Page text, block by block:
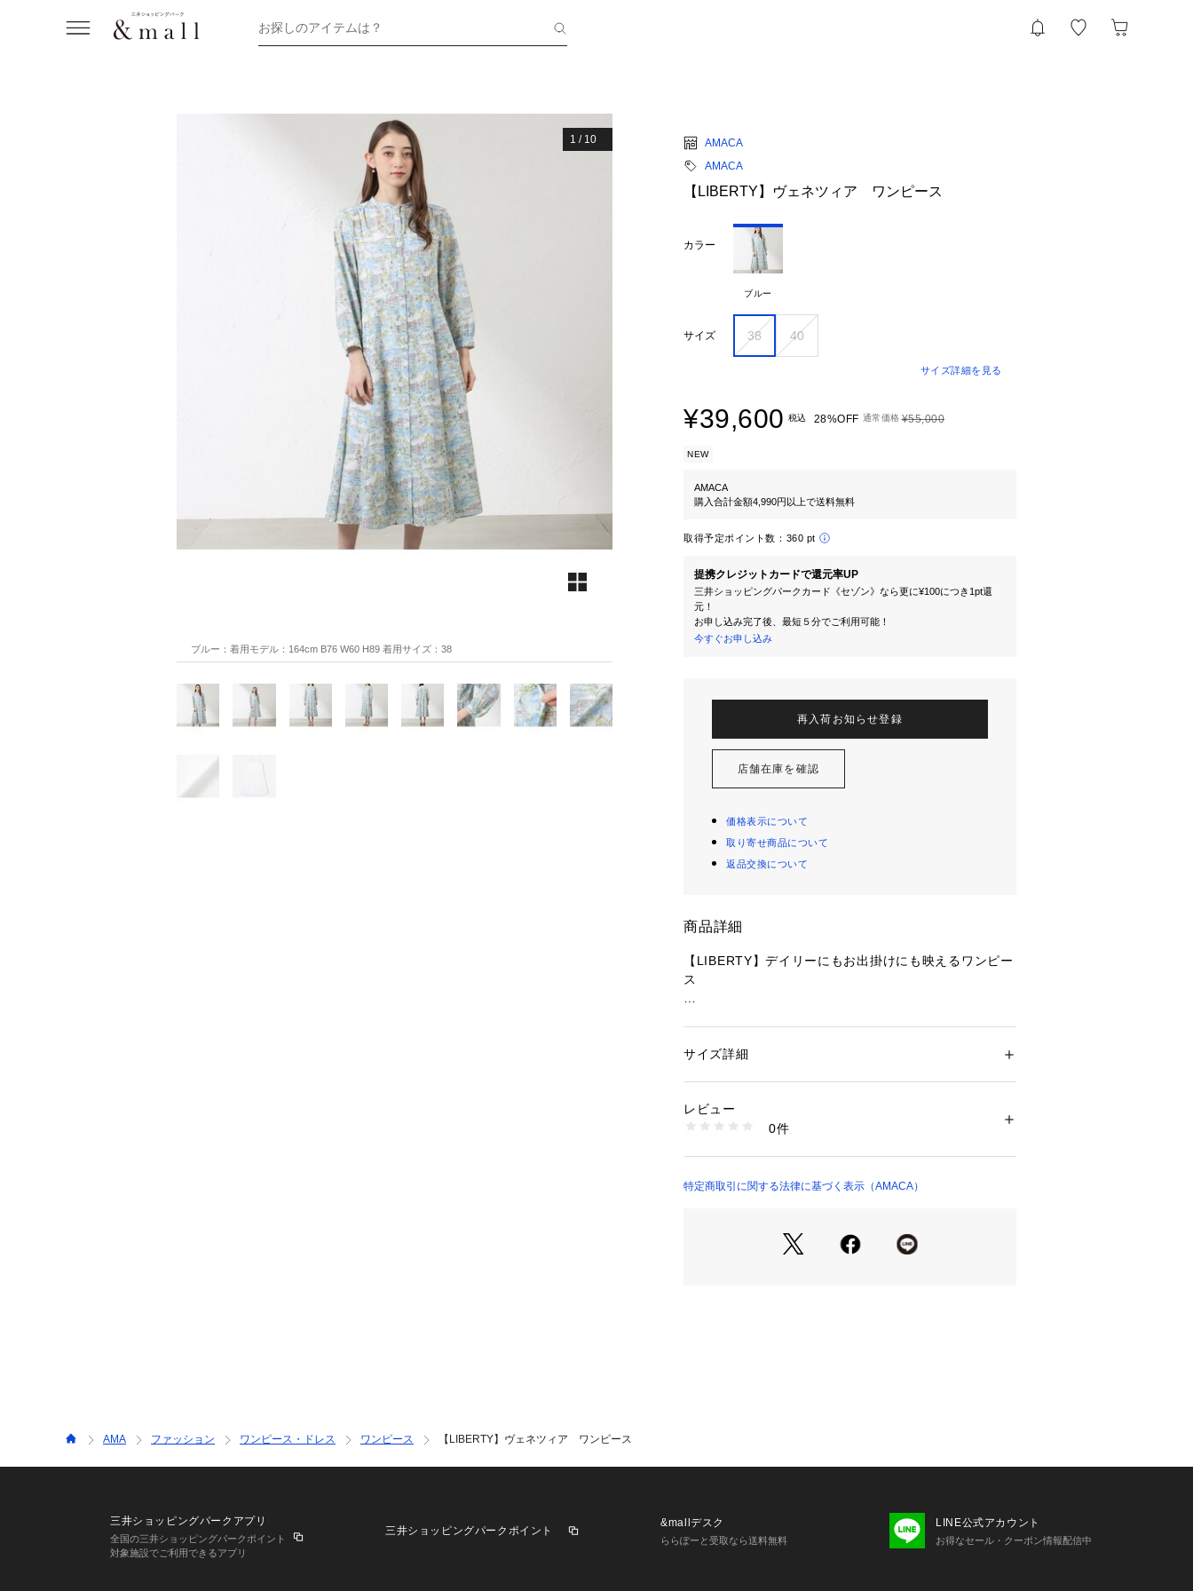
お探しのアイテムは？
1 / 10
ブルー：着用モデル：164cm B76 W60 H89 着用サイズ：38
AMACA
AMACA
【LIBERTY】ヴェネツィア ワンピース
カラー
ブルー
サイズ 38 40
サイズ詳細を見る
¥39,600 税込 28%OFF 通常価格 ¥55,000
NEW
AMACA
購入合計金額4,990円以上で送料無料
取得予定ポイント数： 360 pt
提携クレジットカードで還元率UP
三井ショッピングパークカード《セゾン》なら更に¥100につき1pt還
元！
お申し込み完了後、最短５分でご利用可能！
今すぐお申し込み
再入荷お知らせ登録
店舗在庫を確認
価格表示について
取り寄せ商品について
返品交換について
商品詳細
【LIBERTY】デイリーにもお出掛けにも映えるワンピー
ス
をマーメイドラインにすることで、裾に向かって美しく
くし上げて着用していただけます。
程よいギャザーディテールがポイントのワンピースで
【素材】
巡ったりするようなひとときをイメージした柄です。
リバティスタジオで手描きされたこの楽しい風景は、旅
す。
実際の商品とイメージ、仕様が異なる場合がございま
す。
性別：レディース
生産国：中国製
2160200003839
サイズ詳細
レビュー
0件
特定商取引に関する法律に基づく表示（AMACA）
AMA ファッション ワンピース・ドレス ワンピース 【LIBERTY】ヴェネツィア ワンピース
三井ショッピングパークアプリ
全国の三井ショッピングパークポイント
対象施設でご利用できるアプリ
三井ショッピングパークポイント
&mallデスク
ららぽーと受取なら送料無料
LINE公式アカウント
お得なセール・クーポン情報配信中